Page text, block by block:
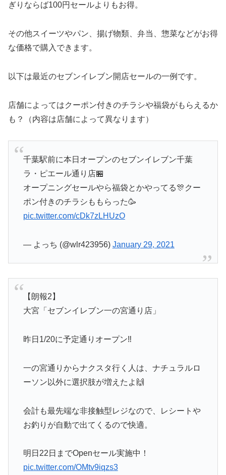
ぎりならば100円セールよりもお得。
その他スイーツやパン、揚げ物類、弁当、惣菜などがお得
な価格で購入できます。
以下は最近のセブンイレブン開店セールの一例です。
店舗によってはクーポン付きのチラシや福袋がもらえるか
も？（内容は店舗によって異なります）
千葉駅前に本日オープンのセブンイレブン千葉
ラ・ピエール通り店🏪
オープニングセールやら福袋とかやってる🎊クー
ポン付きのチラシももらった🥳
pic.twitter.com/cDk7zLHUzO
— よっち (@wlr423956) January 29, 2021
【朗報2】
大宮「セブンイレブン一の宮通り店」
昨日1/20に予定通りオープン‼️
一の宮通りからナクスタ行く人は、ナチュラルロ
ーソン以外に選択肢が増えたよ🙌
会計も最先端な非接触型レジなので、レシートや
お釣りが自動で出てくるので快適。
明日22日までOpenセール実施中！
pic.twitter.com/OMtv9iqzs3